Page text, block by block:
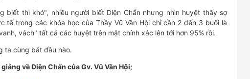
biết thì khó", nhiều người biết Diện Chẩn nhưng nhìn huyệt thấy sợ
tế trong các khóa học của Thầy Vũ Văn Hội chỉ cần 2 đến 3 buổi là
vách" tất cả các huyệt trên mặt chính xác lên tới hơn 95% rồi.
ta cùng bắt đầu nào.
về Diện Chẩn của Gv. Vũ Văn Hội;